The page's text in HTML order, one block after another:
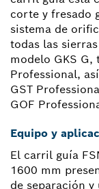
corte y fresado
sistema de
todas las
modelo GKS G,
Professional,
GST
GOF
Equipo y
El carril guía
1600 mm
de separación